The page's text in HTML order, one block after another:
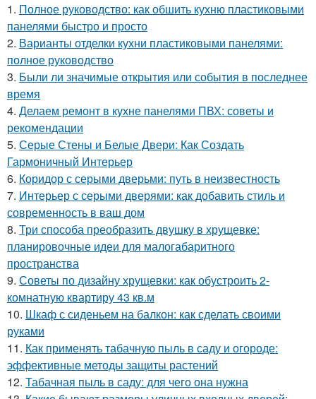
1. Полное руководство: как обшить кухню пластиковыми
панелями быстро и просто
2. Варианты отделки кухни пластиковыми панелями:
полное руководство
3. Были ли значимые открытия или события в последнее
время
4. Делаем ремонт в кухне панелями ПВХ: советы и
рекомендации
5. Серые Стены и Белые Двери: Как Создать
Гармоничный Интерьер
6. Коридор с серыми дверьми: путь в неизвестность
7. Интерьер с серыми дверями: как добавить стиль и
современность в ваш дом
8. Три способа преобразить двушку в хрущевке:
планировочные идеи для малогабаритного
пространства
9. Советы по дизайну хрущевки: как обустроить 2-
комнатную квартиру 43 кв.м
10. Шкаф с сиденьем на балкон: как сделать своими
руками
11. Как применять табачную пыль в саду и огороде:
эффективные методы защиты растений
12. Табачная пыль в саду: для чего она нужна